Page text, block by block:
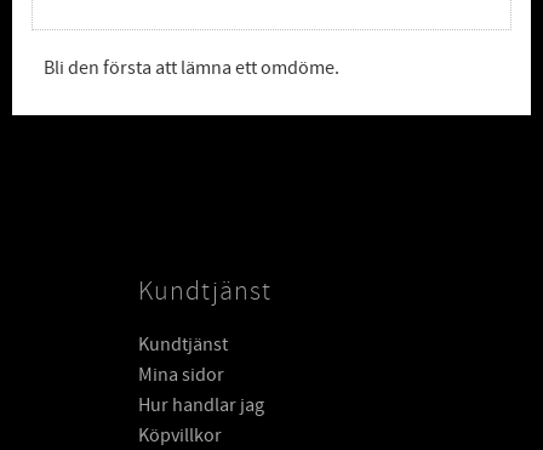
Bli den första att lämna ett omdöme.
Kundtjänst
Kundtjänst
Mina sidor
Hur handlar jag
Köpvillkor